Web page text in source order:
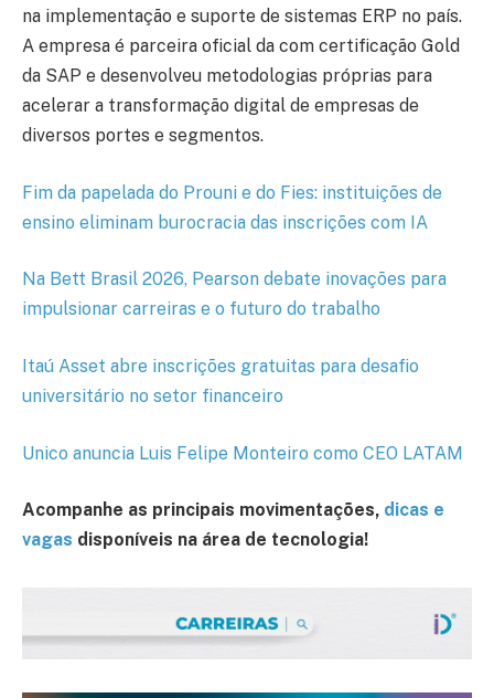
na implementação e suporte de sistemas ERP no país.
A empresa é parceira oficial da com certificação Gold
da SAP e desenvolveu metodologias próprias para
acelerar a transformação digital de empresas de
diversos portes e segmentos.
Fim da papelada do Prouni e do Fies: instituições de
ensino eliminam burocracia das inscrições com IA
Na Bett Brasil 2026, Pearson debate inovações para
impulsionar carreiras e o futuro do trabalho
Itaú Asset abre inscrições gratuitas para desafio
universitário no setor financeiro
Unico anuncia Luis Felipe Monteiro como CEO LATAM
Acompanhe as principais movimentações, dicas e
vagas disponíveis na área de tecnologia!